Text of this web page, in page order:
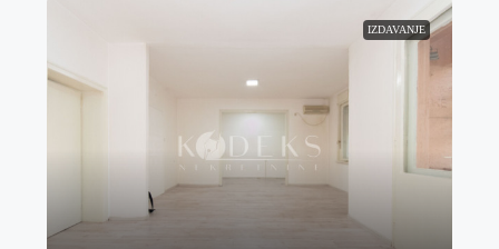
IZDAVANJE